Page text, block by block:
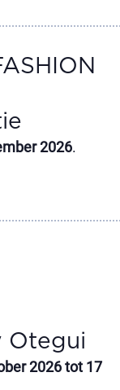
2026.
Otegui
2026 tot 17